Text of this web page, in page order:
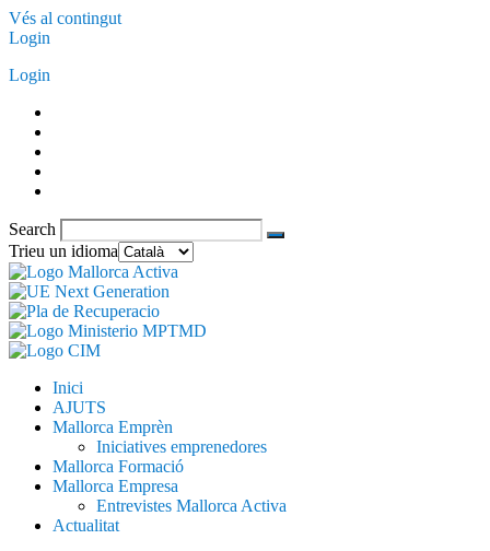
Vés al contingut
Login
Login
Search
Trieu un idioma
Inici
AJUTS
Mallorca Emprèn
Iniciatives emprenedores
Mallorca Formació
Mallorca Empresa
Entrevistes Mallorca Activa
Actualitat